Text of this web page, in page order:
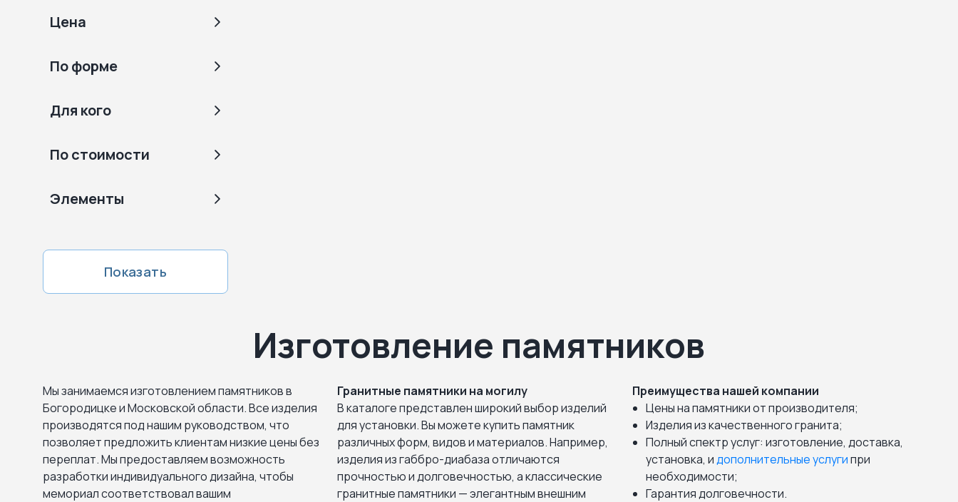
Цена
По форме
Для кого
По стоимости
Элементы
Показать
Изготовление памятников
Мы занимаемся изготовлением памятников в
Богородицке и Московской области. Все изделия
производятся под нашим руководством, что
позволяет предложить клиентам низкие цены без
переплат. Мы предоставляем возможность
разработки индивидуального дизайна, чтобы
мемориал соответствовал вашим
Гранитные памятники на могилу
В каталоге представлен широкий выбор изделий
для установки. Вы можете купить памятник
различных форм, видов и материалов. Например,
изделия из габбро-диабаза отличаются
прочностью и долговечностью, а классические
гранитные памятники — элегантным внешним
Преимущества нашей компании
Цены на памятники от производителя;
Изделия из качественного гранита;
Полный спектр услуг: изготовление, доставка,
установка, идополнительные услугипри
необходимости;
Гарантия долговечности.